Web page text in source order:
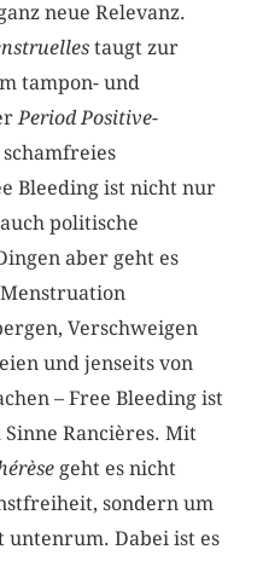
neue Relevanz.
taugt zur
tampon- und
Period Positive-
Bleeding ist nicht nur
politische
aber geht es
Verschweigen
und jenseits von
– Free Bleeding ist
Rancières. Mit
geht es nicht
sondern um
untenrum. Dabei ist es